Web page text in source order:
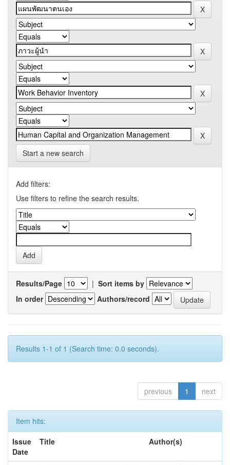
Start a new search
Add filters:
Use filters to refine the search results.
Results/Page | Sort items by
In order
Authors/record
Results 1-1 of 1 (Search time: 0.0 seconds).
previous 1 next
Item hits:
Issue
Date
Title Author(s)